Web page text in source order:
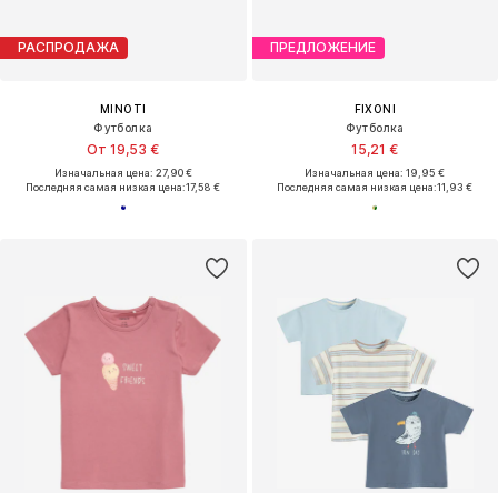
РАСПРОДАЖА
MINOTI
Футболка
От 19,53 €
Изначальная цена: 27,90 €
Последняя самая низкая цена:17,58 €
ПРЕДЛОЖЕНИЕ
FIXONI
Футболка
15,21 €
Изначальная цена: 19,95 €
Последняя самая низкая цена:11,93 €